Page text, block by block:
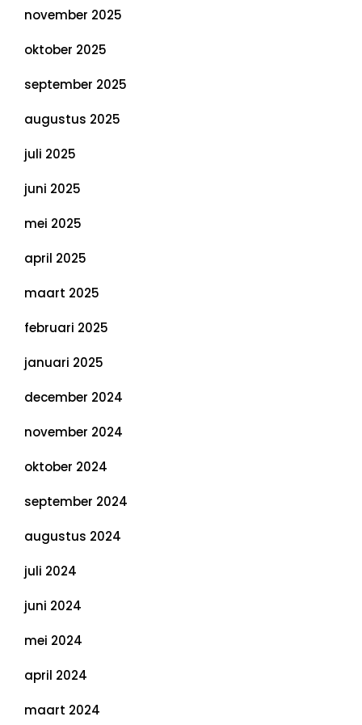
november 2025
oktober 2025
september 2025
augustus 2025
juli 2025
juni 2025
mei 2025
april 2025
maart 2025
februari 2025
januari 2025
december 2024
november 2024
oktober 2024
september 2024
augustus 2024
juli 2024
juni 2024
mei 2024
april 2024
maart 2024